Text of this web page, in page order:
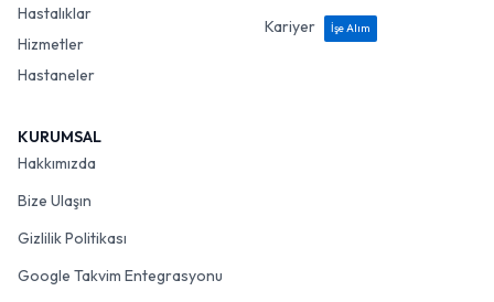
Hastalıklar
Hizmetler
Hastaneler
Kariyer
İşe Alım
KURUMSAL
Hakkımızda
Bize Ulaşın
Gizlilik Politikası
Google Takvim Entegrasyonu